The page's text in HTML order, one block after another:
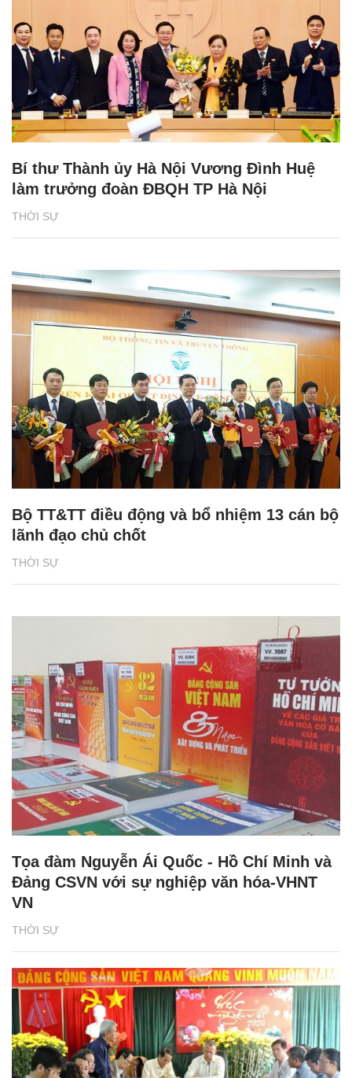
THỜI SỰ
Bí thư Thành ủy Hà Nội Vương Đình Huệ
làm trưởng đoàn ĐBQH TP Hà Nội
THỜI SỰ
Bộ TT&TT điều động và bổ nhiệm 13 cán bộ
lãnh đạo chủ chốt
THỜI SỰ
Tọa đàm Nguyễn Ái Quốc - Hồ Chí Minh và
Đảng CSVN với sự nghiệp văn hóa-VHNT
VN